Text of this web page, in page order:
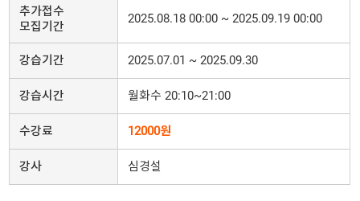
추가접수
모집기간
2025.08.18 00:00 ~ 2025.09.19 00:00
강습기간 2025.07.01 ~ 2025.09.30
강습시간 월화수 20:10~21:00
수강료 12000원
강사 심경설